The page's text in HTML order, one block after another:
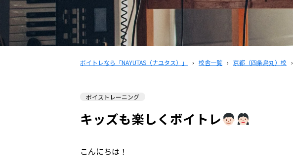
ボイトレなら「NAYUTAS（ナユタス）」 › 校舎一覧 › 京都（四条烏丸）校 ›
ボイストレーニング
キッズも楽しくボイトレ
こんにちは！